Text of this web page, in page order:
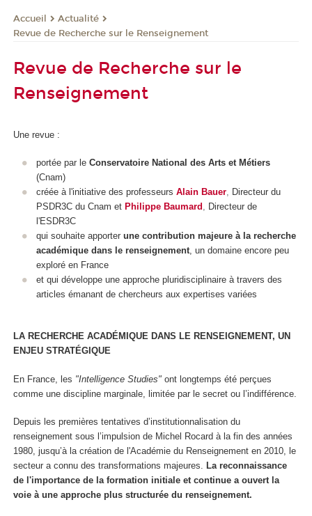
Accueil
Actualité
Revue de Recherche sur le Renseignement
Revue de Recherche sur le
Renseignement
Une revue :
portée par le Conservatoire National des Arts et Métiers
(Cnam)
créée à l'initiative des professeurs Alain Bauer, Directeur du
PSDR3C du Cnam et Philippe Baumard , Directeur de
l'ESDR3C
qui souhaite apporter une contribution majeure à la recherche
académique dans le renseignement, un domaine encore peu
exploré en France
et qui développe une approche pluridisciplinaire à travers des
articles émanant de chercheurs aux expertises variées
LA RECHERCHE ACADÉMIQUE DANS LE RENSEIGNEMENT, UN
ENJEU STRATÉGIQUE
En France, les "Intelligence Studies" ont longtemps été perçues
comme une discipline marginale, limitée par le secret ou l’indifférence.
Depuis les premières tentatives d’institutionnalisation du
renseignement sous l’impulsion de Michel Rocard à la fin des années
1980, jusqu’à la création de l'Académie du Renseignement en 2010, le
secteur a connu des transformations majeures. La reconnaissance
de l'importance de la formation initiale et continue a ouvert la
voie à une approche plus structurée du renseignement.